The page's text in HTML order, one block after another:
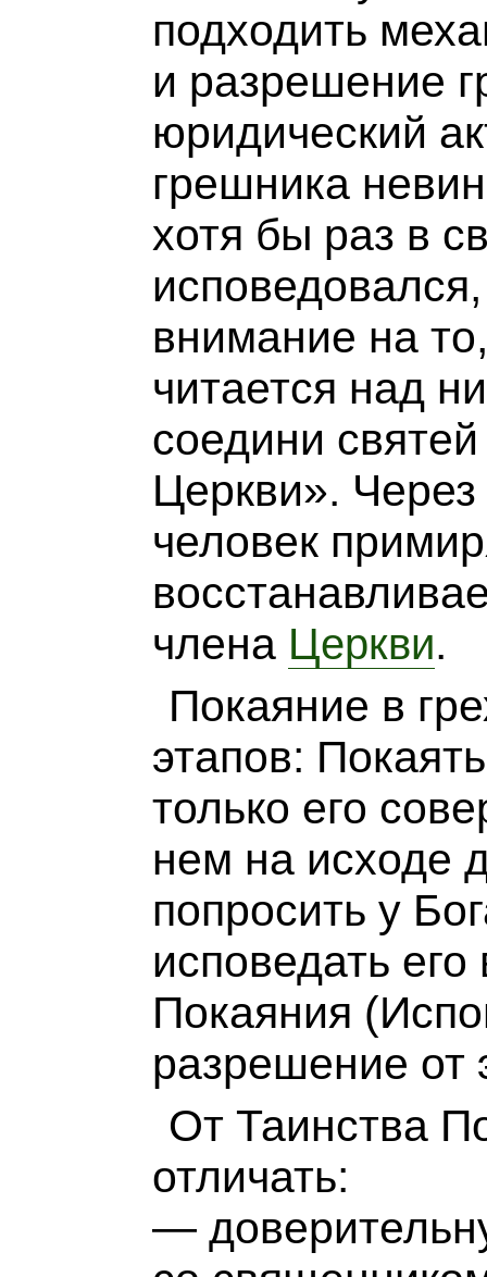
подходить
и разрешение
юридический
грешника
хотя бы раз в
внимание на
читается над
соедини
Церкви».
человек
члена Церкви.
Покаяние в
этапов:
только его
нем на исходе
попросить у
исповедать
Покаяния
разрешение от
От Таинства
отличать:
—